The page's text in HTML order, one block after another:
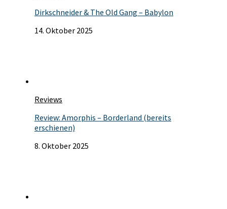
Dirkschneider & The Old Gang – Babylon
14. Oktober 2025
Reviews
Review: Amorphis – Borderland (bereits
erschienen)
8. Oktober 2025